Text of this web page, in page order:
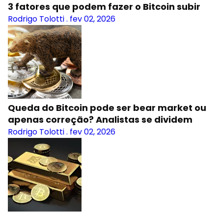
3 fatores que podem fazer o Bitcoin subir
Rodrigo Tolotti. fev 02, 2026
Queda do Bitcoin pode ser bear market ou
apenas correção? Analistas se dividem
Rodrigo Tolotti. fev 02, 2026